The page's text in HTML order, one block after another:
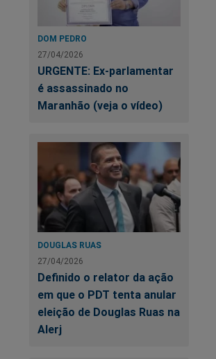
DOM PEDRO
27/04/2026
URGENTE: Ex-parlamentar
é assassinado no
Maranhão (veja o vídeo)
DOUGLAS RUAS
27/04/2026
Definido o relator da ação
em que o PDT tenta anular
eleição de Douglas Ruas na
Alerj